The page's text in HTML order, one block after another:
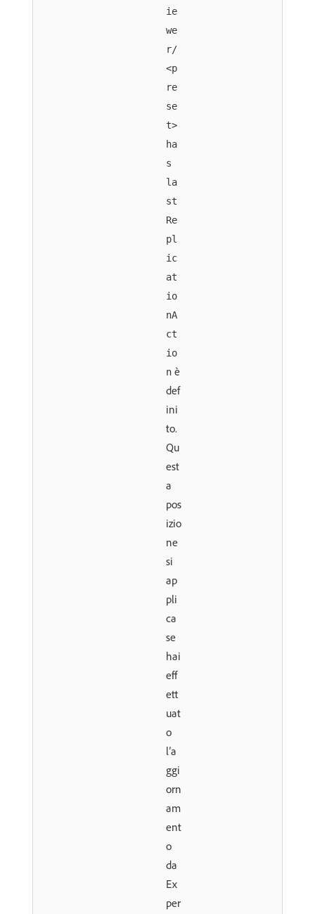
ie
we
r/
<p
re
se
t>
ha
s
la
st
Re
pl
ic
at
io
nA
ct
io
n è
def
ini
to.
Qu
est
a
pos
izio
ne
si
ap
pli
ca
se
hai
eff
ett
uat
o
l’a
ggi
orn
am
ent
o
da
Ex
per